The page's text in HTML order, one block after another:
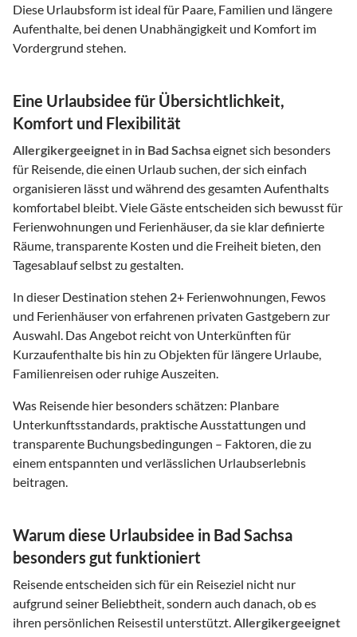
Diese Urlaubsform ist ideal für Paare, Familien und längere
Aufenthalte, bei denen Unabhängigkeit und Komfort im
Vordergrund stehen.
Eine Urlaubsidee für Übersichtlichkeit,
Komfort und Flexibilität
Allergikergeeignet in in Bad Sachsaeignet sich besonders
für Reisende, die einen Urlaub suchen, der sich einfach
organisieren lässt und während des gesamten Aufenthalts
komfortabel bleibt. Viele Gäste entscheiden sich bewusst für
Ferienwohnungen und Ferienhäuser, da sie klar definierte
Räume, transparente Kosten und die Freiheit bieten, den
Tagesablauf selbst zu gestalten.
In dieser Destination stehen 2+ Ferienwohnungen, Fewos
und Ferienhäuser von erfahrenen privaten Gastgebern zur
Auswahl. Das Angebot reicht von Unterkünften für
Kurzaufenthalte bis hin zu Objekten für längere Urlaube,
Familienreisen oder ruhige Auszeiten.
Was Reisende hier besonders schätzen: Planbare
Unterkunftsstandards, praktische Ausstattungen und
transparente Buchungsbedingungen – Faktoren, die zu
einem entspannten und verlässlichen Urlaubserlebnis
beitragen.
Warum diese Urlaubsidee in Bad Sachsa
besonders gut funktioniert
Reisende entscheiden sich für ein Reiseziel nicht nur
aufgrund seiner Beliebtheit, sondern auch danach, ob es
ihren persönlichen Reisestil unterstützt.Allergikergeeignet